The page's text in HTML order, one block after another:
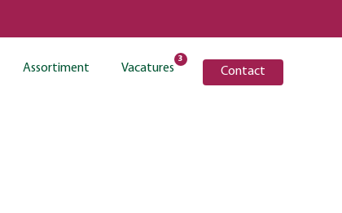
Assortiment Vacatures
3
Contact